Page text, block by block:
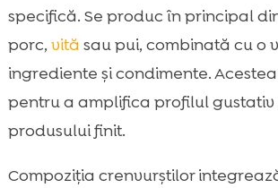
specifică. Se produc în principal
porc, vită sau pui, combinată cu o
ingrediente și condimente.
pentru a amplifica profilul gustativ
produsului finit.
Compoziția crenvurștilor